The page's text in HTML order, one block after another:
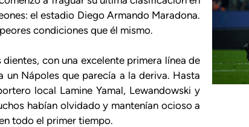
el estadio Diego Armando Maradona.
condiciones que él mismo.
con una excelente primera línea de
un Nápoles que parecía a la deriva. Hasta
local Lamine Yamal, Lewandowski y
habían olvidado y mantenían ocioso a
todo el primer tiempo.